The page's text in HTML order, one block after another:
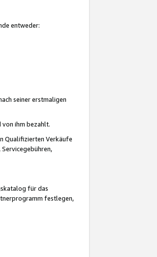
entweder:
seiner erstmaligen
ihm bezahlt.
Qualifizierten Verkäufe
für das
festlegen,